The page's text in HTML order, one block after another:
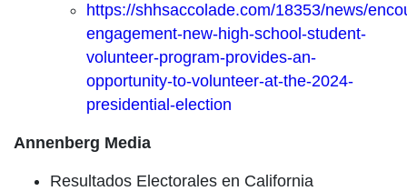
https://shhsaccolade.com/18353/news/
engagement-new-high-school-student-
volunteer-program-provides-an-
opportunity-to-volunteer-at-the-2024-
presidential-election
Annenberg Media
Resultados Electorales en California